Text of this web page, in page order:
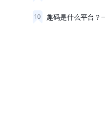
10 趣码是什么平台？